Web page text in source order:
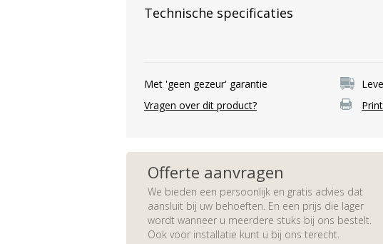
Technische specificaties
Met 'geen gezeur' garantie
Vragen over dit product?
Offerte aanvragen
We bieden een persoonlijk en gratis advies dat
aansluit bij uw behoeften. En een prijs die lager
wordt wanneer u meerdere stuks bij ons bestelt.
Ook voor installatie kunt u bij ons terecht.